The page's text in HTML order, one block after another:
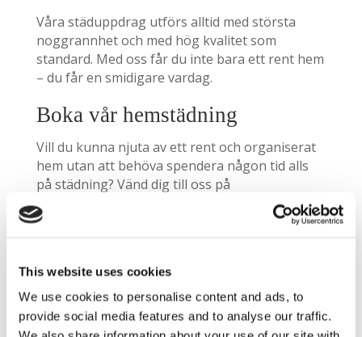
This website uses cookies
We use cookies to personalise content and ads, to
provide social media features and to analyse our traffic.
Våra städuppdrag utförs alltid med största
noggrannhet och med hög kvalitet som
standard. Med oss får du inte bara ett rent hem
– du får en smidigare vardag.
Boka vår hemstädning
Vill du kunna njuta av ett rent och organiserat
hem utan att behöva spendera någon tid alls
på städning? Vänd dig till oss på
StädCompaniet så tar våra ambitiösa och
kunniga städare på sig ansvaret.
med garanti
För oss är din trygghet alltid högsta prioritet.